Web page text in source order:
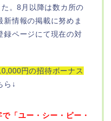
。8月以降は数カ所の
情報の掲載に努めま
録ページにて現在の対
円の招待ボーナス
ら↓
「ユー・シー・ピー・